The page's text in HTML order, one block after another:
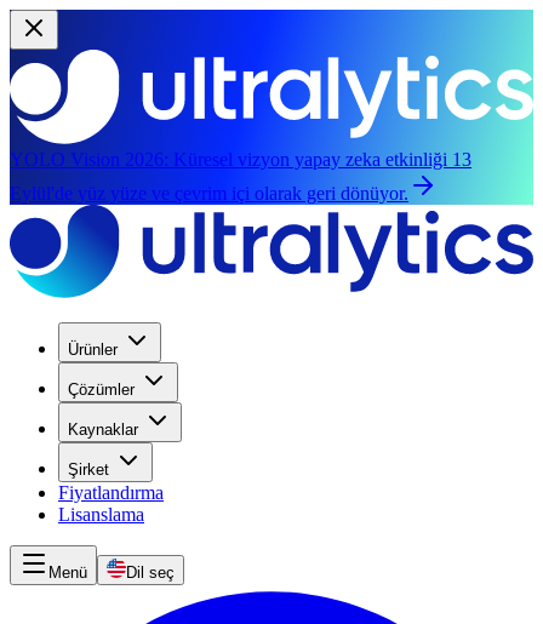
YOLO Vision 2026: Küresel vizyon yapay zeka etkinliği 13
Eylül'de yüz yüze ve çevrim içi olarak geri dönüyor.
Ürünler
Çözümler
Kaynaklar
Şirket
Fiyatlandırma
Lisanslama
Menü Dil seç